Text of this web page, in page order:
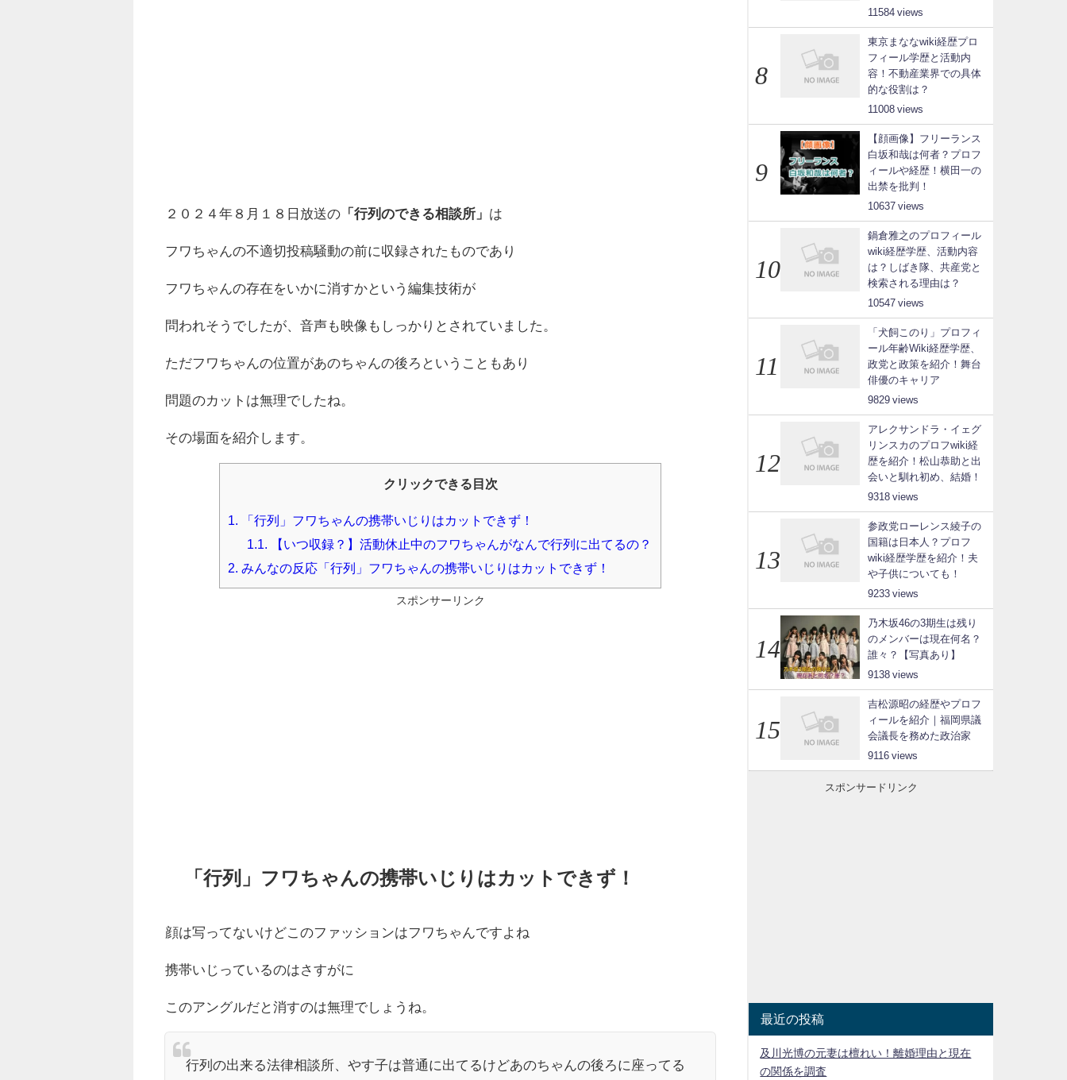
２０２４年８月１８日放送の 「行列のできる相談所」 は
フワちゃんの不適切投稿騒動の前に収録されたものであり
フワちゃんの存在をいかに消すかという編集技術が
問われそうでしたが、音声も映像もしっかりとされていました。
ただフワちゃんの位置があのちゃんの後ろということもあり
問題のカットは無理でしたね。
その場面を紹介します。
クリックできる目次
1.
「行列」フワちゃんの携帯いじりはカットできず！
1.1.
【いつ収録？】活動休止中のフワちゃんがなんで行列に出てるの？
2.
みんなの反応「行列」フワちゃんの携帯いじりはカットできず！
スポンサーリンク
「行列」フワちゃんの携帯いじりはカットできず！
顔は写ってないけどこのファッションはフワちゃんですよね
携帯いじっているのはさすがに
このアングルだと消すのは無理でしょうね。
行列の出来る法律相談所、やす子は普通に出てるけどあのちゃんの後ろに座ってる
11584
東京まななwiki経歴プロ
フィール学歴と活動内
容！不動産業界での具体
的な役割は？
11008
【顔画像】フリーランス
白坂和哉は何者？プロフ
ィールや経歴！横田一の
出禁を批判！
10637
鍋倉雅之のプロフィール
wiki経歴学歴、活動内容
は？しばき隊、共産党と
検索される理由は？
10547
「犬飼このり」プロフィ
ール年齢Wiki経歴学歴、
政党と政策を紹介！舞台
俳優のキャリア
9829
アレクサンドラ・イェグ
リンスカのプロフwiki経
歴を紹介！松山恭助と出
会いと馴れ初め、結婚！
9318
参政党ローレンス綾子の
国籍は日本人？プロフ
wiki経歴学歴を紹介！夫
や子供についても！
9233
乃木坂46の3期生は残り
のメンバーは現在何名？
誰々？【写真あり】
9138
吉松源昭の経歴やプロフ
ィールを紹介｜福岡県議
会議長を務めた政治家
9116
スポンサードリンク
最近の投稿
及川光博の元妻は檀れい！離婚理由と現在
の関係を調査